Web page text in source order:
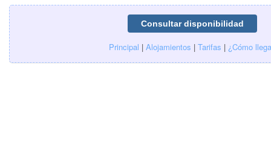
Principal | Alojamientos | Tarifas | ¿Cómo